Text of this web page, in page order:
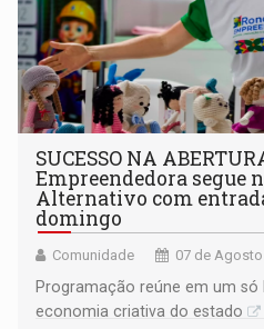
SUCESSO NA
Empreendedora segue
Alternativo com
domingo
Comunidade 07 de
Programação reúne em um
economia criativa do estado